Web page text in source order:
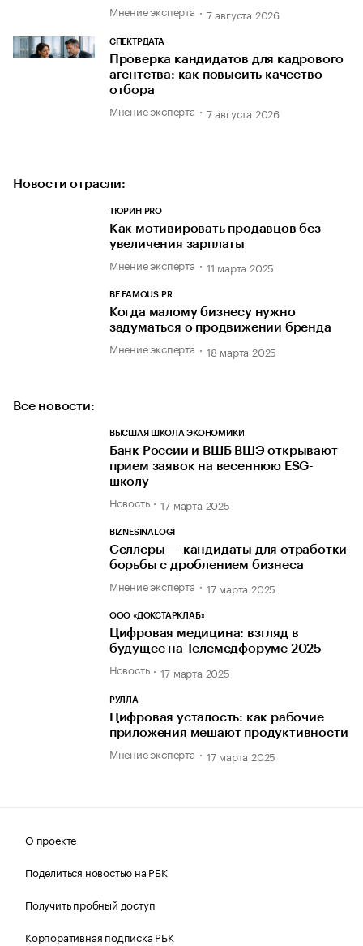
Мнение эксперта 7 августа 2026
СПЕКТРДАТА
Проверка кандидатов для кадрового
агентства: как повысить качество
отбора
Мнение эксперта 7 августа 2026
Новости отрасли:
ТЮРИН PRO
Как мотивировать продавцов без
увеличения зарплаты
Мнение эксперта 11 марта 2025
BE FAMOUS PR
Когда малому бизнесу нужно
задуматься о продвижении бренда
Мнение эксперта 18 марта 2025
Все новости:
ВЫСШАЯ ШКОЛА ЭКОНОМИКИ
Банк России и ВШБ ВШЭ открывают
прием заявок на весеннюю ESG-
школу
Новость 17 марта 2025
BIZNESINALOGI
Селлеры — кандидаты для отработки
борьбы с дроблением бизнеса
Мнение эксперта 17 марта 2025
ООО «ДОКСТАРКЛАБ»
Цифровая медицина: взгляд в
будущее на Телемедфоруме 2025
Новость 17 марта 2025
РУЛЛА
Цифровая усталость: как рабочие
приложения мешают продуктивности
Мнение эксперта 17 марта 2025
О проекте
Поделиться новостью на РБК
Получить пробный доступ
Корпоративная подписка РБК